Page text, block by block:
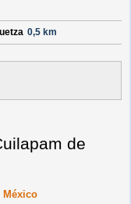
0,5 km
de
México